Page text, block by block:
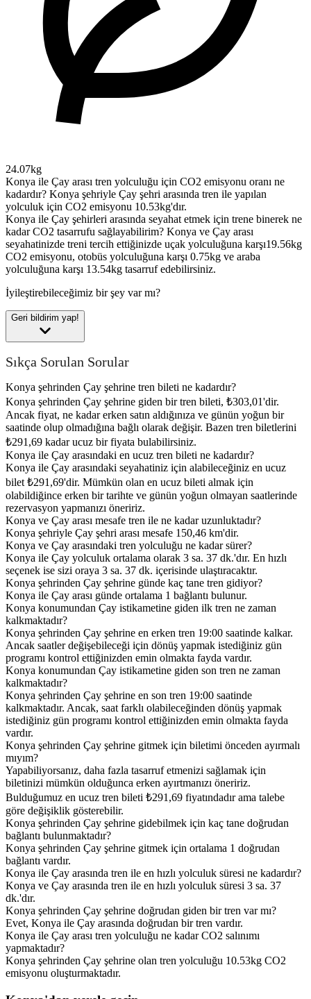
24.07kg
Konya ile Çay arası tren yolculuğu için CO2 emisyonu oranı ne
kadardır? Konya şehriyle Çay şehri arasında tren ile yapılan
yolculuk için CO2 emisyonu 10.53kg'dır.
Konya ile Çay şehirleri arasında seyahat etmek için trene binerek ne
kadar CO2 tasarrufu sağlayabilirim? Konya ve Çay arası
seyahatinizde treni tercih ettiğinizde uçak yolculuğuna karşı19.56kg
CO2 emisyonu, otobüs yolculuğuna karşı 0.75kg ve araba
yolculuğuna karşı 13.54kg tasarruf edebilirsiniz.
İyileştirebileceğimiz bir şey var mı?
Geri bildirim yap!
Sıkça Sorulan Sorular
Konya şehrinden Çay şehrine tren bileti ne kadardır?
Konya şehrinden Çay şehrine giden bir tren bileti, ₺303,01'dir.
Ancak fiyat, ne kadar erken satın aldığınıza ve günün yoğun bir
saatinde olup olmadığına bağlı olarak değişir. Bazen tren biletlerini
₺291,69 kadar ucuz bir fiyata bulabilirsiniz.
Konya ile Çay arasındaki en ucuz tren bileti ne kadardır?
Konya ile Çay arasındaki seyahatiniz için alabileceğiniz en ucuz
bilet ₺291,69'dir. Mümkün olan en ucuz bileti almak için
olabildiğince erken bir tarihte ve günün yoğun olmayan saatlerinde
rezervasyon yapmanızı öneririz.
Konya ve Çay arası mesafe tren ile ne kadar uzunluktadır?
Konya şehriyle Çay şehri arası mesafe 150,46 km'dir.
Konya ve Çay arasındaki tren yolculuğu ne kadar sürer?
Konya ile Çay yolculuk ortalama olarak 3 sa. 37 dk.'dır. En hızlı
seçenek ise sizi oraya 3 sa. 37 dk. içerisinde ulaştıracaktır.
Konya şehrinden Çay şehrine günde kaç tane tren gidiyor?
Konya ile Çay arası günde ortalama 1 bağlantı bulunur.
Konya konumundan Çay istikametine giden ilk tren ne zaman
kalkmaktadır?
Konya şehrinden Çay şehrine en erken tren 19:00 saatinde kalkar.
Ancak saatler değişebileceği için dönüş yapmak istediğiniz gün
programı kontrol ettiğinizden emin olmakta fayda vardır.
Konya konumundan Çay istikametine giden son tren ne zaman
kalkmaktadır?
Konya şehrinden Çay şehrine en son tren 19:00 saatinde
kalkmaktadır. Ancak, saat farklı olabileceğinden dönüş yapmak
istediğiniz gün programı kontrol ettiğinizden emin olmakta fayda
vardır.
Konya şehrinden Çay şehrine gitmek için biletimi önceden ayırmalı
mıyım?
Yapabiliyorsanız, daha fazla tasarruf etmenizi sağlamak için
biletinizi mümkün olduğunca erken ayırtmanızı öneririz.
Bulduğumuz en ucuz tren bileti ₺291,69 fiyatındadır ama talebe
göre değişiklik gösterebilir.
Konya şehrinden Çay şehrine gidebilmek için kaç tane doğrudan
bağlantı bulunmaktadır?
Konya şehrinden Çay şehrine gitmek için ortalama 1 doğrudan
bağlantı vardır.
Konya ile Çay arasında tren ile en hızlı yolculuk süresi ne kadardır?
Konya ve Çay arasında tren ile en hızlı yolculuk süresi 3 sa. 37
dk.'dır.
Konya şehrinden Çay şehrine doğrudan giden bir tren var mı?
Evet, Konya ile Çay arasında doğrudan bir tren vardır.
Konya ile Çay arası tren yolculuğu ne kadar CO2 salınımı
yapmaktadır?
Konya şehrinden Çay şehrine olan tren yolculuğu 10.53kg CO2
emisyonu oluşturmaktadır.